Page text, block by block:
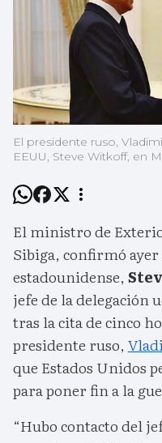
El presidente ruso,
EEUU, Steve Witkoff, en
El ministro de
Sibiga, confirmó ayer
estadounidense,
jefe de la delegación
tras la cita de cinco
presidente ruso,
que Estados Unidos
para poner fin a la
“Hubo contacto del